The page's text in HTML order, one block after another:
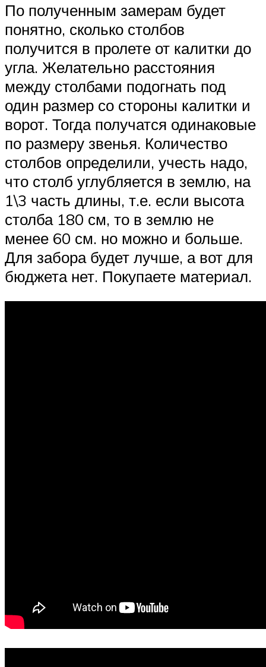
По полученным замерам будет
понятно, сколько столбов
получится в пролете от калитки до
угла. Желательно расстояния
между столбами подогнать под
один размер со стороны калитки и
ворот. Тогда получатся одинаковые
по размеру звенья. Количество
столбов определили, учесть надо,
что столб углубляется в землю, на
1\3 часть длины, т.е. если высота
столба 180 см, то в землю не
менее 60 см. но можно и больше.
Для забора будет лучше, а вот для
бюджета нет. Покупаете материал.